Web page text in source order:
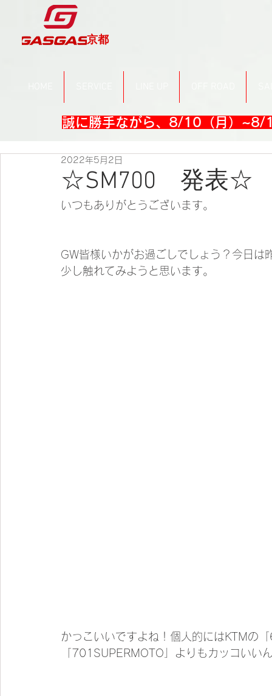
京都
誠に勝手ながら、8/10（月）~8/
☆SM700 発表☆
2022年5月2日
いつもありがとうございます。
GW皆様いかがお過ごしでしょう？今日
少し触れてみようと思います。
かっこいいですよね！個人的にはKTMの
「701SUPERMOTO」よりもカッコいい